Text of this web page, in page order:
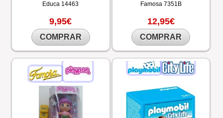
Educa 14463
9,95€
COMPRAR
Famosa 7351B
12,95€
COMPRAR